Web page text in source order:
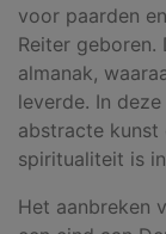
voor paarden
Reiter geboren.
almanak,
leverde. In
abstracte kunst
spiritualiteit is
Het aanbreken